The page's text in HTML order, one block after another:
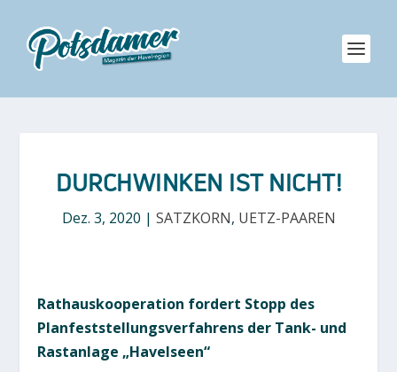
DURCHWINKEN IST NICHT!
Dez. 3, 2020 | SATZKORN, UETZ-PAAREN
Rathauskooperation fordert Stopp des
Planfeststellungsverfahrens der Tank- und
Rastanlage „Havelseen“